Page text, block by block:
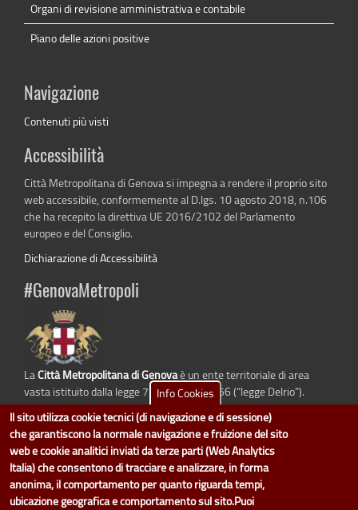
Organi di revisione amministrativa e contabile
Piano delle azioni positive
Navigazione
Contenuti più visti
Accessibilità
Città Metropolitana di Genova si impegna a rendere il proprio sito
web accessibile, conformemente al D.lgs. 10 agosto 2018, n.106
che ha recepito la direttiva UE 2016/2102 del Parlamento
europeo e del Consiglio.
Dichiarazione di Accessibilità
#GenovaMetropoli
LaCittà Metropolitana di Genovaè un ente territoriale di area
vasta istituito dalla legge 7 aprile 2014 n. 56 (“legge Delrio”).
Sostituisce la Provincia di Genova.
dati.cittametropolitana.genova.itè il progetto "Open Data" della
Metropolitana di Genova.
Info Cookies
Il sito utilizza cookie tecnici (di navigazione e di sessione)
che garantiscono la normale navigazione e fruizione del sito
web e cookie analitici inviati da terze parti (Web Analytics
Italia) che consentono di tracciare e analizzare, in forma
anonima, il comportamento per quanto riguarda tempi,
ubicazione geografica e comportamento sul sito.Puoi